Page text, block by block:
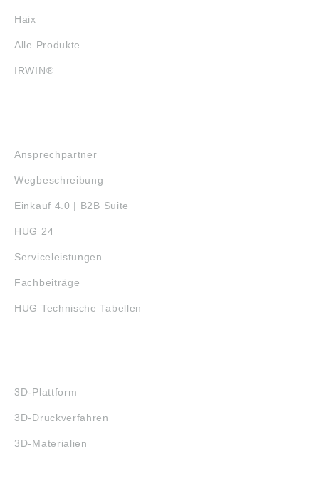
Haix
Alle Produkte
IRWIN®
Ansprechpartner
Wegbeschreibung
Einkauf 4.0 | B2B Suite
HUG 24
Serviceleistungen
Fachbeiträge
HUG Technische Tabellen
3D-Plattform
3D-Druckverfahren
3D-Materialien